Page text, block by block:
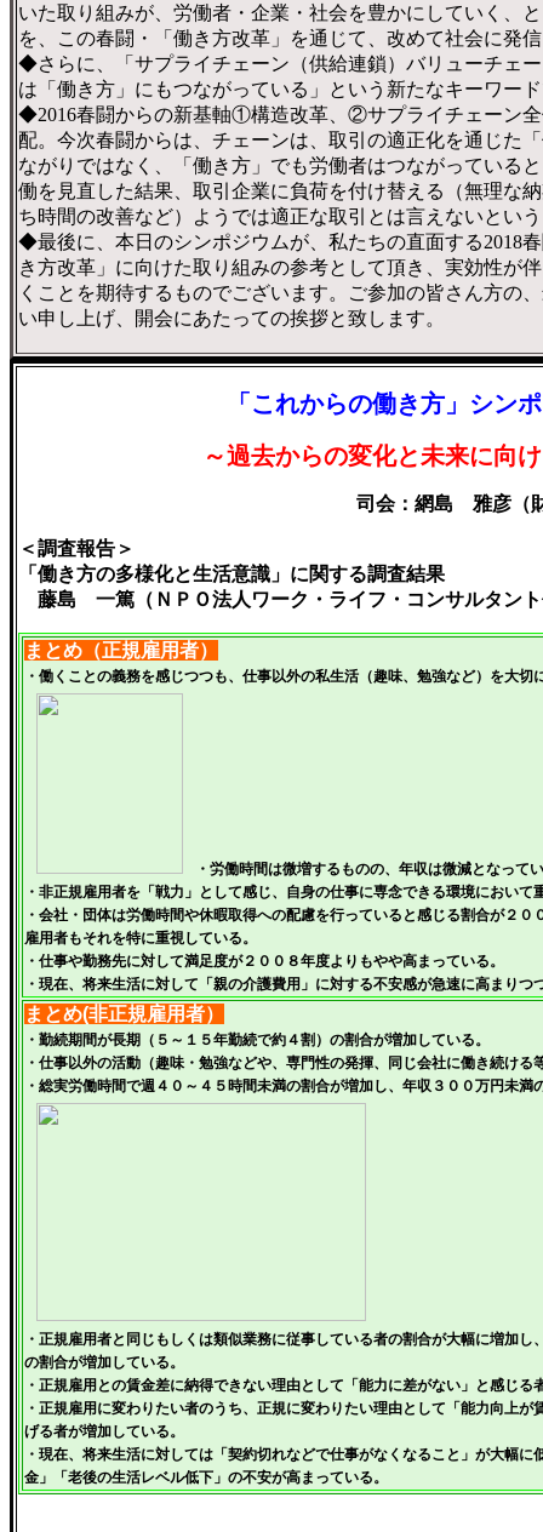
いた取り組みが、労働者・企業・社会を豊かにしていく、
を、この春闘・「働き方改革」を通じて、改めて社会に発
◆さらに、「サプライチェーン（供給連鎖）バリューチェ
は「働き方」にもつながっている」という新たなキーワー
◆2016春闘からの新基軸①構造改革、②サプライチェーン
配。今次春闘からは、チェーンは、取引の適正化を通じた
ながりではなく、「働き方」でも労働者はつながっている
働を見直した結果、取引企業に負荷を付け替える（無理な
ち時間の改善など）ようでは適正な取引とは言えないとい
◆最後に、本日のシンポジウムが、私たちの直面する2018
き方改革」に向けた取り組みの参考として頂き、実効性が
くことを期待するものでございます。ご参加の皆さん方の
い申し上げ、開会にあたっての挨拶と致します。
「これからの働き方」シン
～過去からの変化と未来に向
司会：網島 雅彦（
＜調査報告＞
「働き方の多様化と生活意識」に関する調査結果
藤島 一篤（ＮＰＯ法人ワーク・ライフ・コンサルタン
まとめ（正規雇用者）
・働くことの義務を感じつつも、仕事以外の私生活（趣味、勉強など）を大切
・労働時間は微増するものの、年収は微減となって
・非正規雇用者を「戦力」として感じ、自身の仕事に専念できる環境において
・会社・団体は労働時間や休暇取得への配慮を行っていると感じる割合が２
雇用者もそれを特に重視している。
・仕事や勤務先に対して満足度が２００８年度よりもやや高まっている。
・現在、将来生活に対して「親の介護費用」に対する不安感が急速に高まりつ
まとめ(非正規雇用者）
・勤続期間が長期（５～１５年勤続で約４割）の割合が増加している。
・仕事以外の活動（趣味・勉強などや、専門性の発揮、同じ会社に働き続ける
・総実労働時間で週４０～４５時間未満の割合が増加し、年収３００万円未満
・正規雇用者と同じもしくは類似業務に従事している者の割合が大幅に増加
の割合が増加している。
・正規雇用との賃金差に納得できない理由として「能力に差がない」と感じる
・正規雇用に変わりたい者のうち、正規に変わりたい理由として「能力向上
げる者が増加している。
・現在、将来生活に対しては「契約切れなどで仕事がなくなること」が大幅
金」「老後の生活レベル低下」の不安が高まっている。